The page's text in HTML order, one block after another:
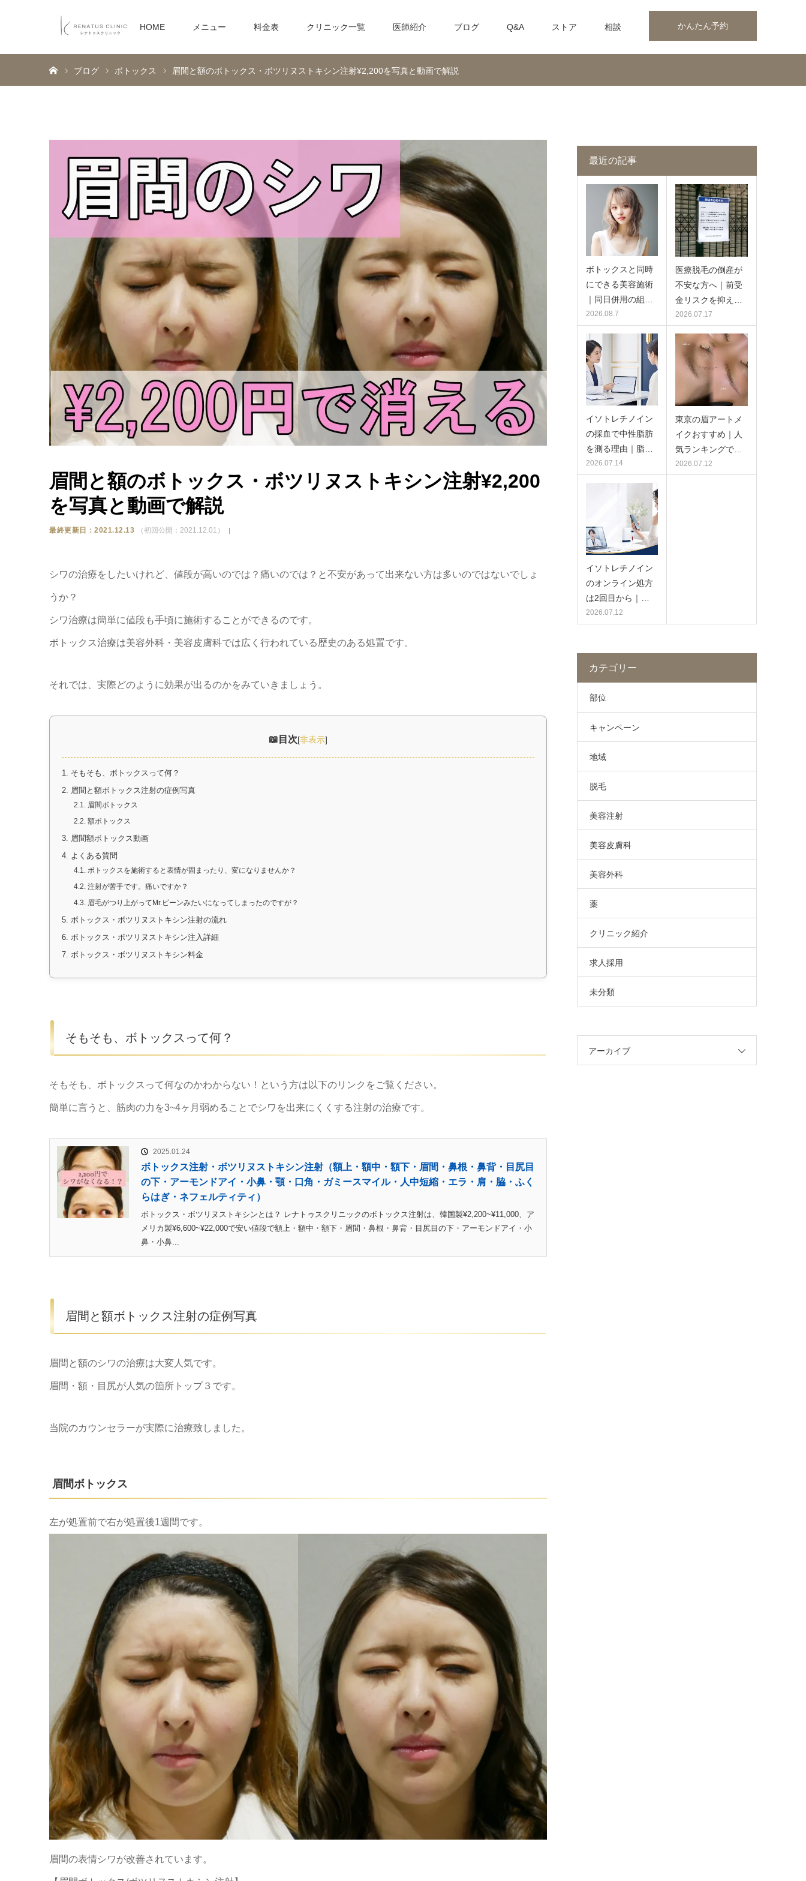
かんたん予約
HOME メニュー 料金表 クリニック一覧 医師紹介 ブログ Q&A ストア 相談
ブログ ボトックス 眉間と額のボトックス・ボツリヌストキシン注射¥2,200を写真と動画で解説
眉間と額のボトックス・ボツリヌストキシン注射¥2,200
を写真と動画で解説
最終更新日：2021.12.13 （初回公開：2021.12.01）
シワの治療をしたいけれど、値段が高いのでは？痛いのでは？と不安があって出来ない方は多いのではないでしょ
うか？
シワ治療は簡単に値段も手頃に施術することができるのです。
ボトックス治療は美容外科・美容皮膚科では広く行われている歴史のある処置です。
それでは、実際どのように効果が出るのかをみていきましょう。
目次[非表示]
1.
そもそも、ボトックスって何？
2.
眉間と額ボトックス注射の症例写真
2.1.
眉間ボトックス
2.2. 額ボトックス
3.
眉間額ボトックス動画
4.
よくある質問
4.1.
ボトックスを施術すると表情が固まったり、変になりませんか？
4.2. 注射が苦手です。痛いですか？
4.3.
眉毛がつり上がってMr.ビーンみたいになってしまったのですが？
5. ボトックス・ボツリヌストキシン注射の流れ
6. ボトックス・ボツリヌストキシン注入詳細
7. ボトックス・ボツリヌストキシン料金
そもそも、ボトックスって何？
そもそも、ボトックスって何なのかわからない！という方は以下のリンクをご覧ください。
簡単に言うと、筋肉の力を3~4ヶ月弱めることでシワを出来にくくする注射の治療です。
2025.01.24
ボトックス注射・ボツリヌストキシン注射（額上・額中・額下・眉間・鼻根・鼻背・目尻目
の下・アーモンドアイ・小鼻・顎・口角・ガミースマイル・人中短縮・エラ・肩・脇・ふく
らはぎ・ネフェルティティ）
ボトックス・ボツリヌストキシンとは？ レナトゥスクリニックのボトックス注射は、韓国製¥2,200~¥11,000、ア
メリカ製¥6,600~¥22,000で安い値段で額上・額中・額下・眉間・鼻根・鼻背・目尻目の下・アーモンドアイ・小
鼻・小鼻...
眉間と額ボトックス注射の症例写真
眉間と額のシワの治療は大変人気です。
眉間・額・目尻が人気の箇所トップ３です。
当院のカウンセラーが実際に治療致しました。
眉間ボトックス
左が処置前で右が処置後1週間です。
眉間の表情シワが改善されています。
最近の記事
ボトックスと同時
にできる美容施術
｜同日併用の組…
2026.08.7
医療脱毛の倒産が
不安な方へ｜前受
金リスクを抑え…
2026.07.17
イソトレチノイン
の採血で中性脂肪
を測る理由｜脂…
2026.07.14
東京の眉アートメ
イクおすすめ｜人
気ランキングで…
2026.07.12
イソトレチノイン
のオンライン処方
は2回目から｜…
2026.07.12
カテゴリー
部位
キャンペーン
地域
脱毛
美容注射
美容皮膚科
美容外科
薬
クリニック紹介
求人採用
未分類
アーカイブ